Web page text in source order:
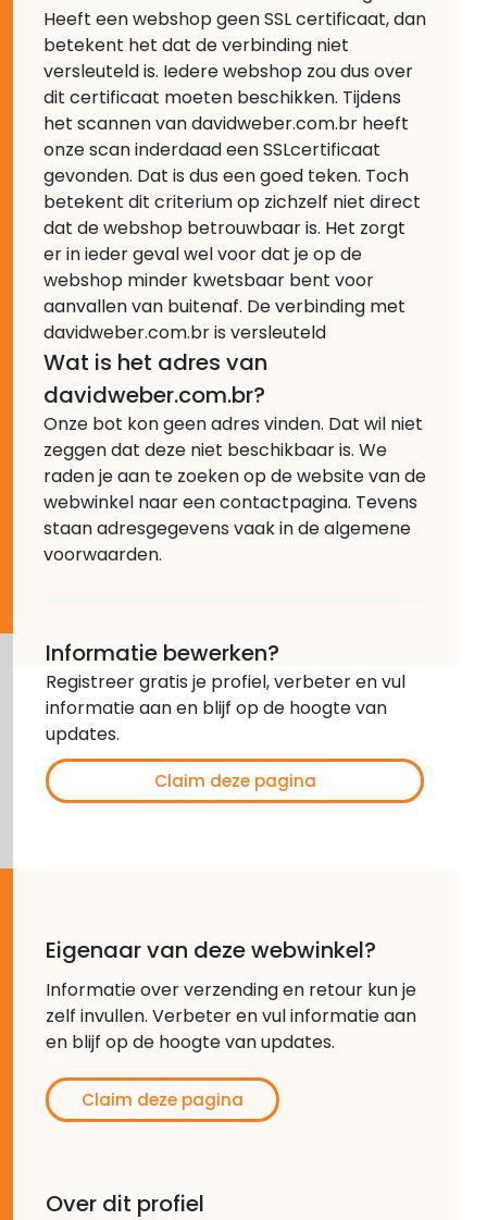
Heeft een webshop geen SSL certificaat, dan
betekent het dat de verbinding niet
versleuteld is. Iedere webshop zou dus over
dit certificaat moeten beschikken. Tijdens
het scannen van davidweber.com.br heeft
onze scan inderdaad een SSLcertificaat
gevonden. Dat is dus een goed teken. Toch
betekent dit criterium op zichzelf niet direct
dat de webshop betrouwbaar is. Het zorgt
er in ieder geval wel voor dat je op de
webshop minder kwetsbaar bent voor
aanvallen van buitenaf. De verbinding met
davidweber.com.br is versleuteld
Wat is het adres van
davidweber.com.br?
Onze bot kon geen adres vinden. Dat wil niet
zeggen dat deze niet beschikbaar is. We
raden je aan te zoeken op de website van de
webwinkel naar een contactpagina. Tevens
staan adresgegevens vaak in de algemene
voorwaarden.
Informatie bewerken?
Registreer gratis je profiel, verbeter en vul
informatie aan en blijf op de hoogte van
updates.
Claim deze pagina
Eigenaar van deze webwinkel?
Informatie over verzending en retour kun je
zelf invullen. Verbeter en vul informatie aan
en blijf op de hoogte van updates.
Claim deze pagina
Over dit profiel